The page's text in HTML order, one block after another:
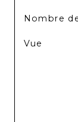
Nombre
Vue